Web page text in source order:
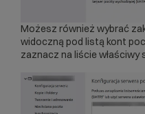
Możesz również wybrać
widoczną pod listą kont
zaznacz na liście właściwy